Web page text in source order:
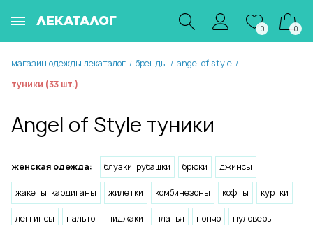
ЛЕКАТАЛОГ
0 0
магазин одежды лекаталог / бренды / angel of style /
туники (33 шт.)
Angel of Style туники
женская одежда: блузки, рубашки брюки джинсы
жакеты, кардиганы жилетки комбинезоны кофты куртки
леггинсы пальто пиджаки платья пончо пуловеры